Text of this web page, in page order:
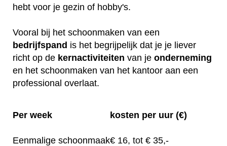
hebt voor je gezin of hobby's.
Vooral bij het schoonmaken van een
bedrijfspand is het begrijpelijk dat je je liever
richt op de kernactiviteiten van je onderneming
en het schoonmaken van het kantoor aan een
professional overlaat.
Per week kosten per uur (€)
Eenmalige schoonmaak€ 16, tot € 35,-